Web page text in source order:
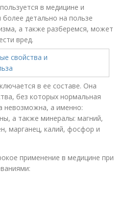
в медицине и
детально на пользе
а также разберемся, может
вред.
в ее составе. Она
без которых нормальная
невозможна, а именно:
а также минералы: магний,
марганец, калий, фосфор и
применение в медицине при